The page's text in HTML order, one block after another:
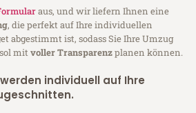
aus, und wir liefern Ihnen eine
, die perfekt auf Ihre individuellen
abgestimmt ist, sodass Sie Ihre Umzug
mitvoller Transparenzplanen können.
individuell auf Ihre